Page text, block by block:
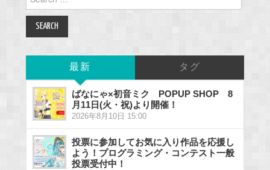
for:
最新 タグ
ばなにゃ×初音ミク POPUP SHOP 8
月11日(火・祝)より開催！
2026年8月10日 15:00
投票に参加してお気に入り作品を応援し
よう！プログラミング・コンテスト一般
投票受付中！